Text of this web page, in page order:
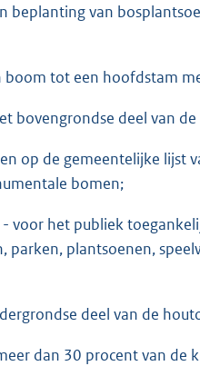
beplanting van
boom tot een hoofdstam
bovengrondse deel van
op de gemeentelijke lijst
bomen;
voor het publiek
plantsoenen,
deel van de
dan 30 procent van de